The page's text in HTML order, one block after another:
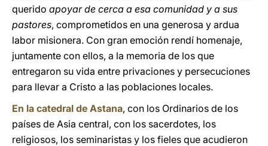
querido apoyar de cerca a esa comunidad y a sus
pastores, comprometidos en una generosa y ardua
labor misionera. Con gran emoción rendí homenaje,
juntamente con ellos, a la memoria de los que
entregaron su vida entre privaciones y persecuciones
para llevar a Cristo a las poblaciones locales.
En la catedral de Astana, con los Ordinarios de los
países de Asia central, con los sacerdotes, los
religiosos, los seminaristas y los fieles que acudieron